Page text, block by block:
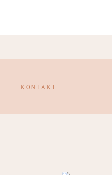
KONTAKT